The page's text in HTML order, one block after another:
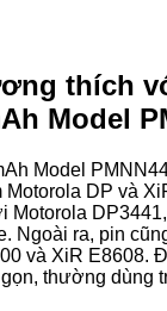
thích
Model
Model
Motorola DP và
Motorola
Ngoài ra, pin
và XiR E8608.
thường dùng